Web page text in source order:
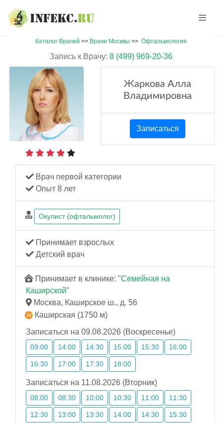
Каталог Врачей >> Врачи Москвы >> Офтальмология
Запись к Врачу: 8 (499) 969-20-36
Жаркова Алла
Владимировна
Записаться
Врач первой категории
Опыт 8 лет
Окулист (офтальмолог)
Принимает взрослых
Детский врач
Принимает в клинике: "Семейная на
Каширской"
Москва, Каширское ш., д. 56
Каширская (1750 м)
Записаться на 09.08.2026 (Воскресенье)
09:00 14:00 14:30 15:00 15:30 16:00
16:30 17:00 17:30 18:00
Записаться на 11.08.2026 (Вторник)
08:00 08:30 10:00 10:30 11:00 11:30
12:30 13:00 13:30 14:00 14:30 15:30